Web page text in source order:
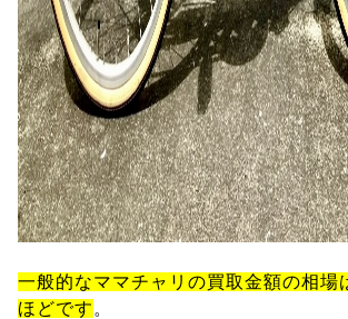
一般的なママチャリの買取金額の相場
ほどです 。